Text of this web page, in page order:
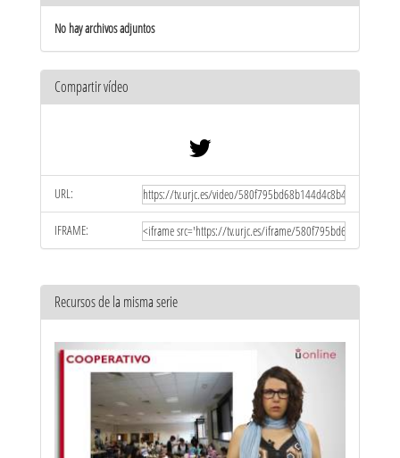
No hay archivos adjuntos
Compartir vídeo
URL:
IFRAME:
Recursos de la misma serie